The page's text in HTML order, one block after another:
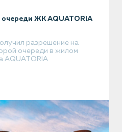
ЖК AQUATORIA
разрешение на
очереди в жилом
AQUATORIA